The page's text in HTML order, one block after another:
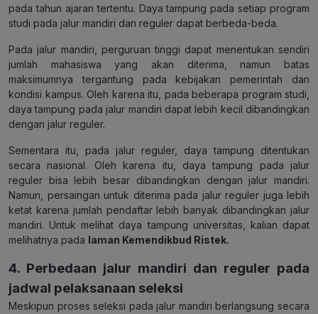
pada tahun ajaran tertentu. Daya tampung pada setiap program
studi pada jalur mandiri dan reguler dapat berbeda-beda.
Pada jalur mandiri, perguruan tinggi dapat menentukan sendiri
jumlah mahasiswa yang akan diterima, namun batas
maksimumnya tergantung pada kebijakan pemerintah dan
kondisi kampus. Oleh karena itu, pada beberapa program studi,
daya tampung pada jalur mandiri dapat lebih kecil dibandingkan
dengan jalur reguler.
Sementara itu, pada jalur reguler, daya tampung ditentukan
secara nasional. Oleh karena itu, daya tampung pada jalur
reguler bisa lebih besar dibandingkan dengan jalur mandiri.
Namun, persaingan untuk diterima pada jalur reguler juga lebih
ketat karena jumlah pendaftar lebih banyak dibandingkan jalur
mandiri. Untuk melihat daya tampung universitas, kalian dapat
melihatnya pada laman Kemendikbud Ristek.
4. Perbedaan jalur mandiri dan reguler pada
jadwal pelaksanaan seleksi
Meskipun proses seleksi pada jalur mandiri berlangsung secara